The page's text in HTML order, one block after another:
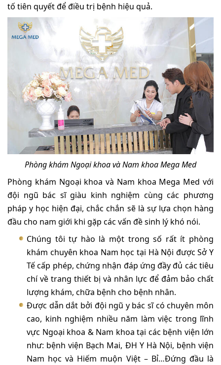
tố tiên quyết để điều trị bệnh hiệu quả.
Phòng khám Ngoại khoa và Nam khoa Mega Med
Phòng khám Ngoại khoa và Nam khoa Mega Med với
đội ngũ bác sĩ giàu kinh nghiệm cùng các phương
pháp y học hiện đại, chắc chắn sẽ là sự lựa chọn hàng
đầu cho nam giới khi gặp các vấn đề sinh lý khó nói.
Chúng tôi tự hào là một trong số rất ít phòng
khám chuyên khoa Nam học tại Hà Nội được Sở Y
Tế cấp phép, chứng nhận đáp ứng đầy đủ các tiêu
chí về trang thiết bị và nhân lực để đảm bảo chất
lượng khám, chữa bệnh cho bệnh nhân.
Được dẫn dắt bởi đội ngũ y bác sĩ có chuyên môn
cao, kinh nghiệm nhiều năm làm việc trong lĩnh
vực Ngoại khoa & Nam khoa tại các bệnh viện lớn
như: bệnh viện Bạch Mai, ĐH Y Hà Nội, bệnh viện
Nam học và Hiếm muộn Việt – Bỉ…Đứng đầu là